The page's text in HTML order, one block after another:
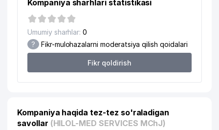
Kompaniya sharhlari statistikasi
Umumiy sharhlar: 0
? Fikr-mulohazalarni moderatsiya qilish qoidalari
Fikr qoldirish
Kompaniya haqida tez-tez so'raladigan
savollar (HILOL-MED SERVICES MChJ)